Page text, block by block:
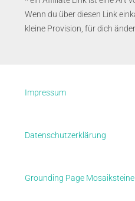
Wenn du über diesen Link
kleine Provision, für dich
Impressum
Datenschutzerklärung
Grounding Page Mosaiksteine